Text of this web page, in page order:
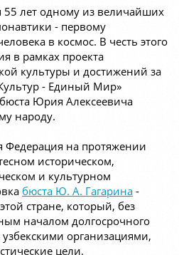
55 лет одному из величайших
- первому
в космос. В честь этого
в рамках проекта
культуры и достижений за
- Единый Мир»
Юрия Алексеевича
народу.
Федерация на протяжении
историческом,
и культурном
бюста Ю. А. Гагарина -
стране, который, без
началом долгосрочного
организациями,
цели.